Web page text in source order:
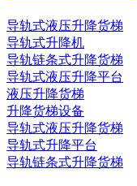
导轨式液压升降货梯
导轨式升降机
导轨链条式升降货梯
导轨式液压升降平台
液压升降货梯
升降货梯设备
导轨式液压升降货梯
导轨式升降平台
导轨链条式升降货梯